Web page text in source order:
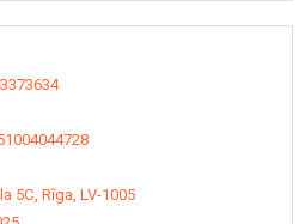
5C, Rīga, LV-1005